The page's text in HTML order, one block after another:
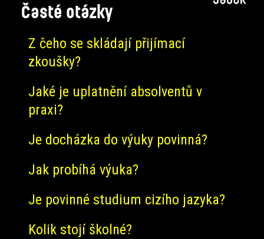
Časté otázky
Z čeho se skládají přijímací
zkoušky?
Jaké je uplatnění absolventů v
praxi?
Je docházka do výuky povinná?
Jak probíhá výuka?
Je povinné studium cizího jazyka?
Kolik stojí školné?